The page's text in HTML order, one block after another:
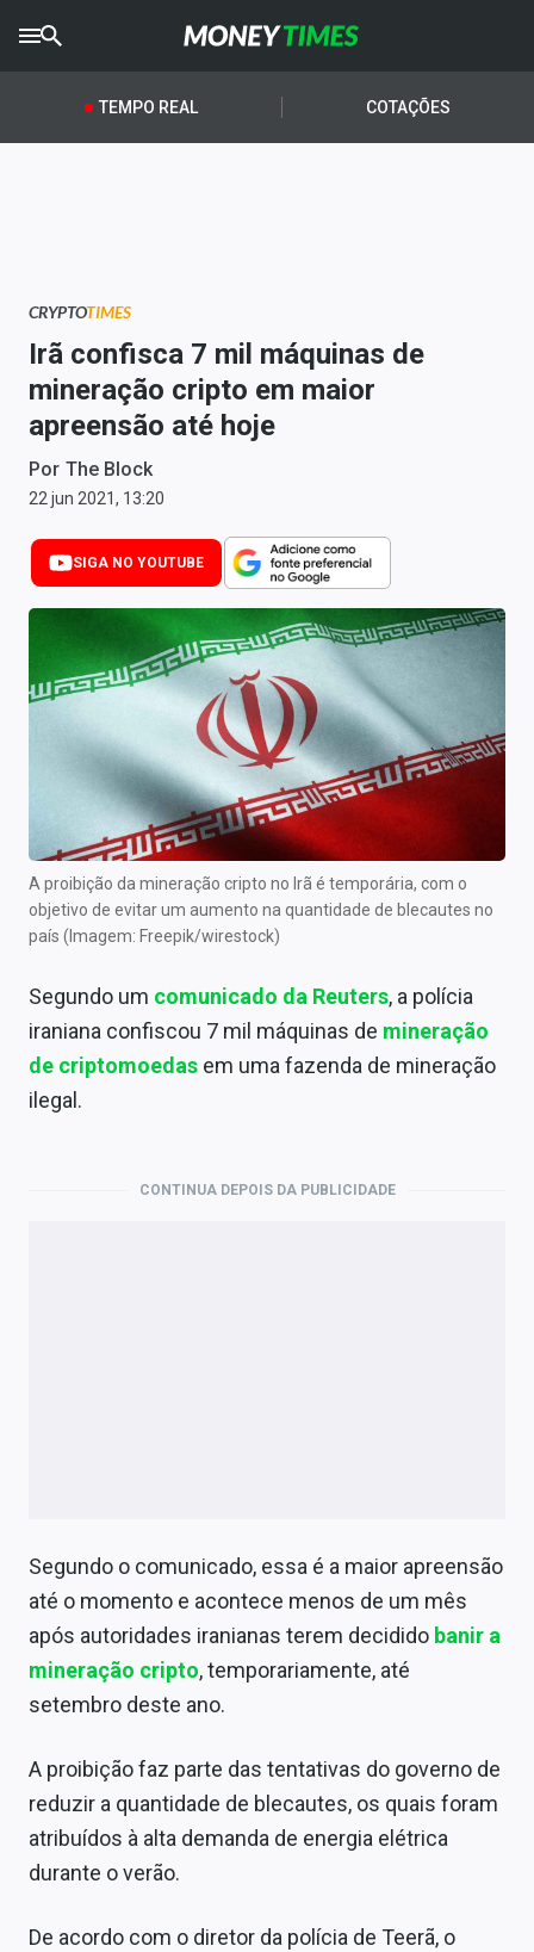
CRYPTOTIMES
AGROTIMES
Newsletters
Money Trader
Anuncie
Últimas Notícias
Newsletters
Cotações
Comprar ou vender?
Carteiras Recomendadas
Central de Dividendos
Central de Fundos Imobiliários
Central dos IPOs
Renda Fixa
Mercados
Economia
Conteúdo de Marca
Expediente
TEMPO REAL COTAÇÕES
CRYPTOTIMES
Irã confisca 7 mil máquinas de
mineração cripto em maior
apreensão até hoje
Por The Block
22 jun 2021, 13:20
SIGA NO YOUTUBE
A proibição da mineração cripto no Irã é temporária, com o
objetivo de evitar um aumento na quantidade de blecautes no
país (Imagem: Freepik/wirestock)
Segundo um comunicado da Reuters, a polícia
iraniana confiscou 7 mil máquinas de mineração
de criptomoedas em uma fazenda de mineração
ilegal.
CONTINUA DEPOIS DA PUBLICIDADE
Segundo o comunicado, essa é a maior apreensão
até o momento e acontece menos de um mês
após autoridades iranianas terem decidido banir a
mineração cripto, temporariamente, até
setembro deste ano.
A proibição faz parte das tentativas do governo de
reduzir a quantidade de blecautes, os quais foram
atribuídos à alta demanda de energia elétrica
durante o verão.
De acordo com o diretor da polícia de Teerã, o